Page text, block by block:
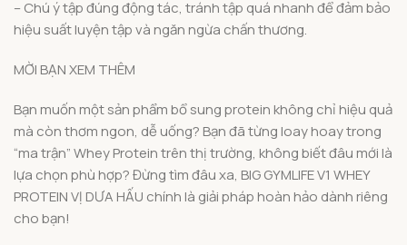
– Chú ý tập đúng động tác, tránh tập quá nhanh để đảm bảo
hiệu suất luyện tập và ngăn ngừa chấn thương.
MỜI BẠN XEM THÊM
Bạn muốn một sản phẩm bổ sung protein không chỉ hiệu quả
mà còn thơm ngon, dễ uống? Bạn đã từng loay hoay trong
“ma trận” Whey Protein trên thị trường, không biết đâu mới là
lựa chọn phù hợp? Đừng tìm đâu xa, BIG GYMLIFE V1 WHEY
PROTEIN VỊ DƯA HẤU chính là giải pháp hoàn hảo dành riêng
cho bạn!